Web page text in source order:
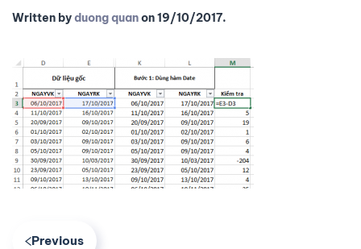
Written byduong quanon19/10/2017.
Previous